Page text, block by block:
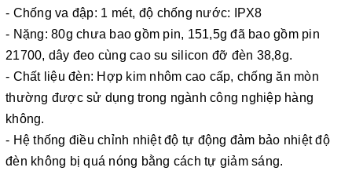
- Chống va đập: 1 mét, độ chống nước: IPX8
- Nặng: 80g chưa bao gồm pin, 151,5g đã bao gồm pin
21700, dây đeo cùng cao su silicon đỡ đèn 38,8g.
- Chất liệu đèn: Hợp kim nhôm cao cấp, chống ăn mòn
thường được sử dụng trong ngành công nghiệp hàng
không.
- Hệ thống điều chỉnh nhiệt độ tự động đảm bảo nhiệt độ
đèn không bị quá nóng bằng cách tự giảm sáng.